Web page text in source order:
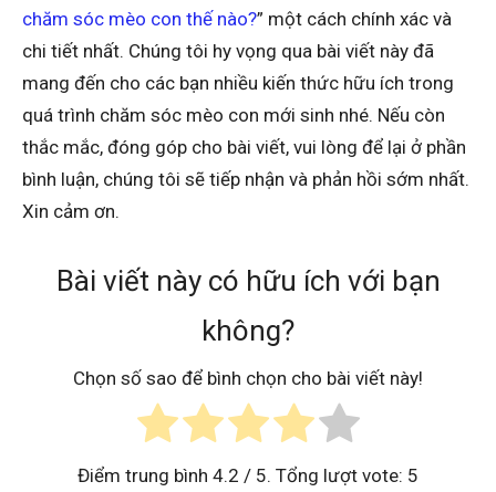
chăm sóc mèo con thế nào?” một cách chính xác và
chi tiết nhất. Chúng tôi hy vọng qua bài viết này đã
mang đến cho các bạn nhiều kiến thức hữu ích trong
quá trình chăm sóc mèo con mới sinh nhé. Nếu còn
thắc mắc, đóng góp cho bài viết, vui lòng để lại ở phần
bình luận, chúng tôi sẽ tiếp nhận và phản hồi sớm nhất.
Xin cảm ơn.
Bài viết này có hữu ích với bạn
không?
Chọn số sao để bình chọn cho bài viết này!
Điểm trung bình 4.2 / 5. Tổng lượt vote: 5